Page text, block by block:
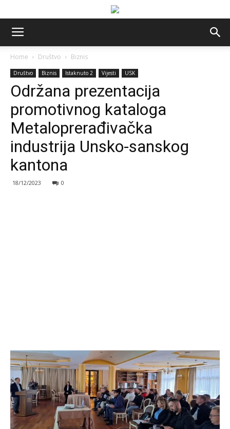
Home Društvo Biznis
Društvo Biznis Istaknuto 2 Vijesti USK
Održana prezentacija
promotivnog kataloga
Metaloprerađivačka
industrija Unsko-sanskog
kantona
18/12/2023 0